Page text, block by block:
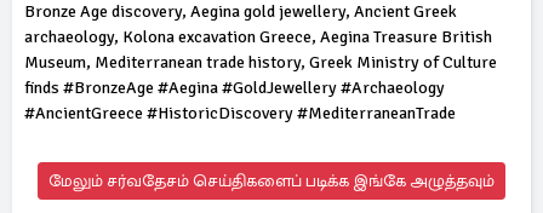
Bronze Age discovery, Aegina gold jewellery, Ancient Greek
archaeology, Kolona excavation Greece, Aegina Treasure British
Museum, Mediterranean trade history, Greek Ministry of Culture
finds #BronzeAge #Aegina #GoldJewellery #Archaeology
#AncientGreece #HistoricDiscovery #MediterraneanTrade
மேலும் சர்வதேசம் செய்திகளைப் படிக்க இங்கே அழுத்தவும்